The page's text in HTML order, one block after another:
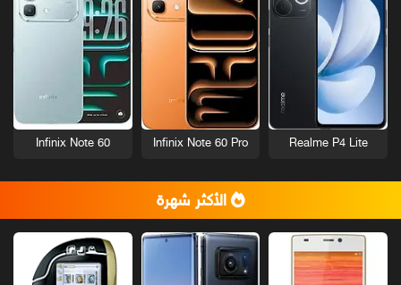
Realme P4 Lite
Infinix Note 60 Pro
Infinix Note 60
الأكثر شهرة